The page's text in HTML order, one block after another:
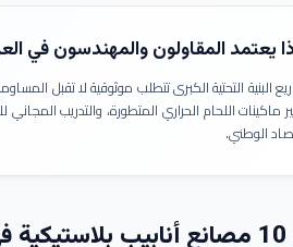
يعتمد المقاولون والمهندسون في
البنية التحتية الكبرى تتطلب موثوقية لا تقبل
ماكينات اللحام الحراري المتطورة، والتدريب
الوطني.